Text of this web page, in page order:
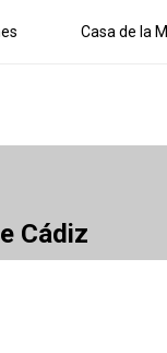
Casa de la
Cádiz